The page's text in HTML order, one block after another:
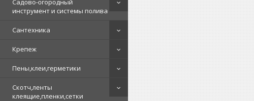
Садово-огородный
инструмент и системы полива
Сантехника
Крепеж
Пены,клеи,герметики
Скотч,ленты
клеящие,пленки,сетки